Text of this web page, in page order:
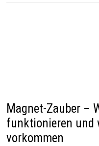
Magnet-Zauber –
funktionieren und
vorkommen